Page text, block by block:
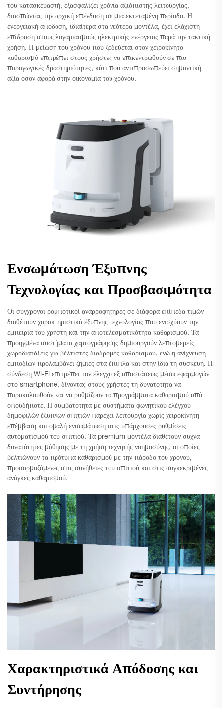
του κατασκευαστή, εξασφαλίζει χρόνια αξιόπιστης λειτουργίας,
διασπώντας την αρχική επένδυση σε μια εκτεταμένη περίοδο. Η
ενεργειακή απόδοση, ιδιαίτερα στα νεότερα μοντέλα, έχει ελάχιστη
επίδραση στους λογαριασμούς ηλεκτρικής ενέργειας παρά την τακτική
χρήση. Η μείωση του χρόνου που ξοδεύεται στον χειροκίνητο
καθαρισμό επιτρέπει στους χρήστες να επικεντρωθούν σε πιο
παραγωγικές δραστηριότητες, κάτι που αντιπροσωπεύει σημαντική
αξία όσον αφορά στην οικονομία του χρόνου.
Ενσωμάτωση Έξυπνης
Τεχνολογίας και Προσβασιμότητα
Οι σύγχρονοι ρομποτικοί αναρροφητήρες σε διάφορα επίπεδα τιμών
διαθέτουν χαρακτηριστικά έξυπνης τεχνολογίας που ενισχύουν την
εμπειρία του χρήστη και την αποτελεσματικότητα καθαρισμού. Τα
προηγμένα συστήματα χαρτογράφησης δημιουργούν λεπτομερείς
χωροδιατάξεις για βέλτιστες διαδρομές καθαρισμού, ενώ η ανίχνευση
εμποδίων προλαμβάνει ζημιές στα έπιπλα και στην ίδια τη συσκευή. Η
σύνδεση Wi-Fi επιτρέπει τον έλεγχο εξ αποστάσεως μέσω εφαρμογών
στο smartphone, δίνοντας στους χρήστες τη δυνατότητα να
παρακολουθούν και να ρυθμίζουν τα προγράμματα καθαρισμού από
οπουδήποτε. Η συμβατότητα με συστήματα φωνητικού ελέγχου
δημοφιλών έξυπνων σπιτιών παρέχει λειτουργία χωρίς χειροκίνητη
επέμβαση και ομαλή ενσωμάτωση στις υπάρχουσες ρυθμίσεις
αυτοματισμού του σπιτιού. Τα premium μοντέλα διαθέτουν συχνά
δυνατότητες μάθησης με τη χρήση τεχνητής νοημοσύνης, οι οποίες
βελτιώνουν τα πρότυπα καθαρισμού με την πάροδο του χρόνου,
προσαρμοζόμενες στις συνήθειες του σπιτιού και στις συγκεκριμένες
ανάγκες καθαρισμού.
Χαρακτηριστικά Απόδοσης και
Συντήρησης